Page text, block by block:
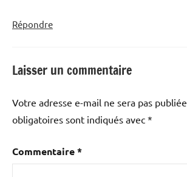
Répondre
Laisser un commentaire
Votre adresse e-mail ne sera pas publiée.
obligatoires sont indiqués avec *
Commentaire*